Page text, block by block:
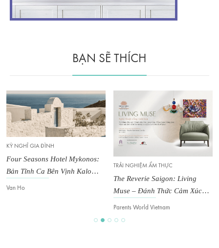
BẠN SẼ THÍCH
KỲ NGHỈ GIA ĐÌNH
Four Seasons Hotel Mykonos:
Bản Tĩnh Ca Bên Vịnh Kalo
Van Ho
TRẢI NGHIỆM ẨM THỰC
The Reverie Saigon: Living
Muse – Đánh Thức Cảm Xúc
Trong Không Gian Đương Đại
Parents World Vietnam